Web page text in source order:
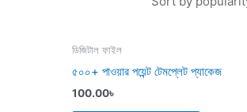
ডিজিটাল ফাইল
৫০০+ পাওয়ার পয়েন্ট টেমপ্লেট প্যাকেজ
100.00৳